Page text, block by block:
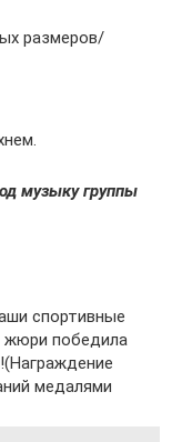
размеров/
музыку группы
спортивные
жюри победила
медалями